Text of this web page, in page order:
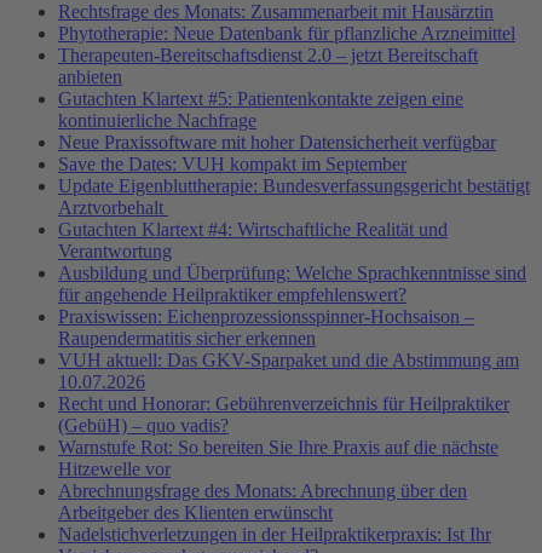
Rechtsfrage des Monats: Zusammenarbeit mit Hausärztin
Phytotherapie: Neue Datenbank für pflanzliche Arzneimittel
Therapeuten-Bereitschaftsdienst 2.0 – jetzt Bereitschaft
anbieten
Gutachten Klartext #5: Patientenkontakte zeigen eine
kontinuierliche Nachfrage
Neue Praxissoftware mit hoher Datensicherheit verfügbar
Save the Dates: VUH kompakt im September
Update Eigenbluttherapie: Bundesverfassungsgericht bestätigt
Arztvorbehalt
Gutachten Klartext #4: Wirtschaftliche Realität und
Verantwortung
Ausbildung und Überprüfung: Welche Sprachkenntnisse sind
für angehende Heilpraktiker empfehlenswert?
Praxiswissen: Eichenprozessionsspinner-Hochsaison –
Raupendermatitis sicher erkennen
VUH aktuell: Das GKV-Sparpaket und die Abstimmung am
10.07.2026
Recht und Honorar: Gebührenverzeichnis für Heilpraktiker
(GebüH) – quo vadis?
Warnstufe Rot: So bereiten Sie Ihre Praxis auf die nächste
Hitzewelle vor
Abrechnungsfrage des Monats: Abrechnung über den
Arbeitgeber des Klienten erwünscht
Nadelstichverletzungen in der Heilpraktikerpraxis: Ist Ihr